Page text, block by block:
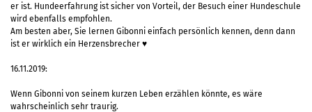
er ist. Hundeerfahrung ist sicher von Vorteil, der Besuch einer Hundeschule
wird ebenfalls empfohlen.
Am besten aber, Sie lernen Gibonni einfach persönlich kennen, denn dann
ist er wirklich ein Herzensbrecher ♥️
16.11.2019:
Wenn Gibonni von seinem kurzen Leben erzählen könnte, es wäre
wahrscheinlich sehr traurig.